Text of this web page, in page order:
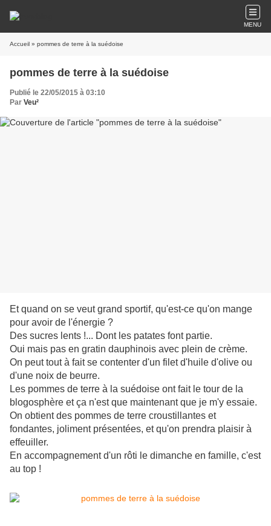
MENU
Accueil » pommes de terre à la suédoise
pommes de terre à la suédoise
Publié le 22/05/2015 à 03:10
Par Veu²
Et quand on se veut grand sportif, qu'est-ce qu'on mange
pour avoir de l'énergie ?
Des sucres lents !... Dont les patates font partie.
Oui mais pas en gratin dauphinois avec plein de crème.
On peut tout à fait se contenter d'un filet d'huile d'olive ou
d'une noix de beurre.
Les pommes de terre à la suédoise ont fait le tour de la
blogosphère et ça n'est que maintenant que je m'y essaie.
On obtient des pommes de terre croustillantes et
fondantes, joliment présentées, et qu'on prendra plaisir à
effeuiller.
En accompagnement d'un rôti le dimanche en famille, c'est
au top !